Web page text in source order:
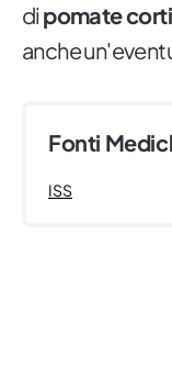
di pomate
anche
Fonti
ISS